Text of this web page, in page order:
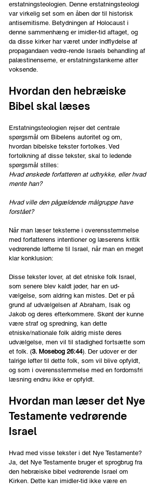
erstatningsteologien. Denne erstatningsteologi
var virkelig set som en åben dør til historisk
antisemitisme. Betydningen af Holocaust i
denne sammenhæng er imidler-tid aftaget, og
da disse kirker har været under indflydelse af
propagandaen vedrø-rende Israels behandling af
palæstinenserne, er erstatningstankerne atter
voksende.
Hvordan den hebræiske
Bibel skal læses
Erstatningsteologien rejser det centrale
spørgsmål om Bibelens autoritet og om,
hvordan bibelske tekster fortolkes. Ved
fortolkning af disse tekster, skal to ledende
spørgsmål stilles:
Hvad ønskede forfatteren at udtrykke, eller hvad
mente han?
Hvad ville den pågældende målgruppe have
forstået?
Når man læser teksterne i overensstemmelse
med forfatterens intentioner og læserens kritik
vedrørende løfterne til Israel, når man en meget
klar konklusion:
Disse tekster lover, at det etniske folk Israel,
som senere blev kaldt jøder, har en ud-
vælgelse, som aldring kan mistes. Det er på
grund af udvælgelsen af Abraham, Isak og
Jakob og deres efterkommere. Skønt der kunne
være straf og spredning, kan dette
etniske/nationale folk aldrig miste deres
udvælgelse, men vil til stadighed fortsætte som
et folk. (3. Mosebog 26:44). Der udover er der
talrige løfter til dette folk, som vil blive opfyldt,
og som i overensstemmelse med en fordomsfri
læsning endnu ikke er opfyldt.
Hvordan man læser det Nye
Testamente vedrørende
Israel
Hvad med visse tekster i det Nye Testamente?
Ja, det Nye Testamente bruger et sprogbrug fra
den hebræiske bibel vedrørende Israel om
Kirken. Dette kan imidler-tid ikke være en